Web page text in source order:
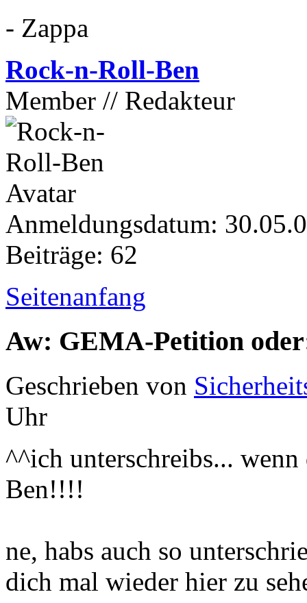
- Zappa
Rock-n-Roll-Ben
Member // Redakteur
Anmeldungsdatum:
Beiträge: 62
Seitenanfang
Aw: GEMA-Petition
Geschrieben von
Uhr
^^ich unterschreibs...
Ben!!!!
ne, habs auch so
dich mal wieder hier zu